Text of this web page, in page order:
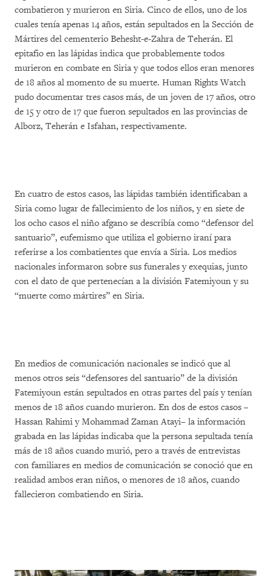
combatieron y murieron en Siria. Cinco de ellos, uno de los
cuales tenía apenas 14 años, están sepultados en la Sección de
Mártires del cementerio Behesht-e-Zahra de Teherán. El
epitafio en las lápidas indica que probablemente todos
murieron en combate en Siria y que todos ellos eran menores
de 18 años al momento de su muerte. Human Rights Watch
pudo documentar tres casos más, de un joven de 17 años, otro
de 15 y otro de 17 que fueron sepultados en las provincias de
Alborz, Teherán e Isfahan, respectivamente.
En cuatro de estos casos, las lápidas también identificaban a
Siria como lugar de fallecimiento de los niños, y en siete de
los ocho casos el niño afgano se describía como “defensor del
santuario”, eufemismo que utiliza el gobierno iraní para
referirse a los combatientes que envía a Siria. Los medios
nacionales informaron sobre sus funerales y exequias, junto
con el dato de que pertenecían a la división Fatemiyoun y su
“muerte como mártires” en Siria.
En medios de comunicación nacionales se indicó que al
menos otros seis “defensores del santuario” de la división
Fatemiyoun están sepultados en otras partes del país y tenían
menos de 18 años cuando murieron. En dos de estos casos –
Hassan Rahimi y Mohammad Zaman Atayi– la información
grabada en las lápidas indicaba que la persona sepultada tenía
más de 18 años cuando murió, pero a través de entrevistas
con familiares en medios de comunicación se conoció que en
realidad ambos eran niños, o menores de 18 años, cuando
fallecieron combatiendo en Siria.